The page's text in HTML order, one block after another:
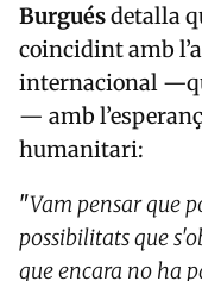
Burguésdetalla
coincidint amb
internacional
— amb
humanitari:
"Vam pensar que
possibilitats que
que encara no ha